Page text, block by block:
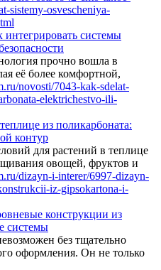
системы
прочно вошла в
её более комфортной,
из поликарбоната:
контур
для растений в теплице
овощей, фруктов и
конструкции из
системы
без тщательно
оформления. Он не только